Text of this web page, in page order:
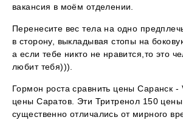
вакансия в моём отделении.
Перенесите вес тела на одно
в сторону, выкладывая стопы на
а если тебе никто не нравится,то это
любит тебя))).
Гормон роста сравнить цены Саранск -
цены Саратов. Эти Тритренол 150 цены
существенно отличались от мирного